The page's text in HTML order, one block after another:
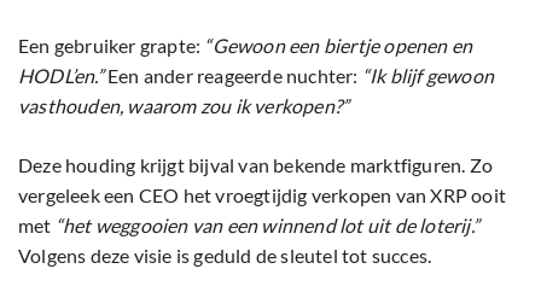
Een gebruiker grapte: “Gewoon een biertje openen en
HODL’en.”Een ander reageerde nuchter: “Ik blijf gewoon
vasthouden, waarom zou ik verkopen?”
Deze houding krijgt bijval van bekende marktfiguren. Zo
vergeleek een CEO het vroegtijdig verkopen van XRP ooit
met “het weggooien van een winnend lot uit de loterij.”
Volgens deze visie is geduld de sleutel tot succes.